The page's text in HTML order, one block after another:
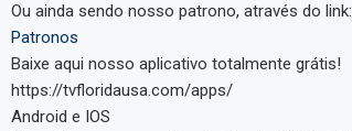
Ou ainda sendo nosso patrono, através do link:
Patronos
Baixe aqui nosso aplicativo totalmente grátis!
https://tvfloridausa.com/apps/
Android e IOS